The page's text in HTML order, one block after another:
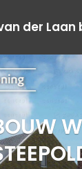
der Laan